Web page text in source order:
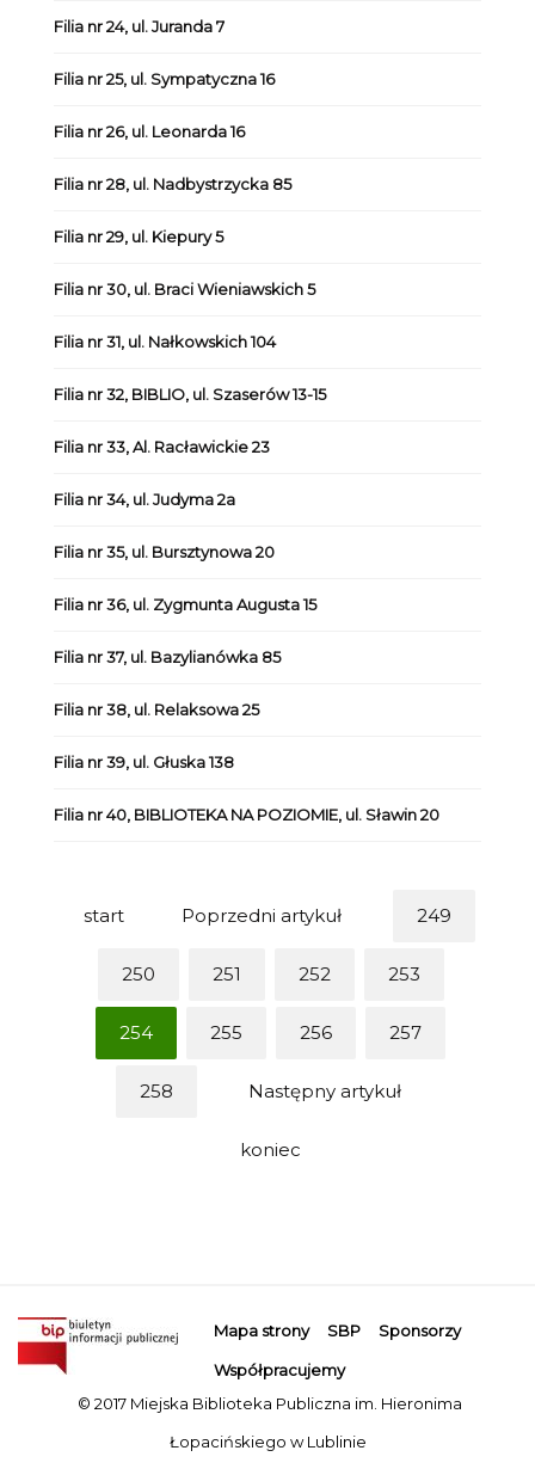
Filia nr 24, ul. Juranda 7
Filia nr 25, ul. Sympatyczna 16
Filia nr 26, ul. Leonarda 16
Filia nr 28, ul. Nadbystrzycka 85
Filia nr 29, ul. Kiepury 5
Filia nr 30, ul. Braci Wieniawskich 5
Filia nr 31, ul. Nałkowskich 104
Filia nr 32, BIBLIO, ul. Szaserów 13-15
Filia nr 33, Al. Racławickie 23
Filia nr 34, ul. Judyma 2a
Filia nr 35, ul. Bursztynowa 20
Filia nr 36, ul. Zygmunta Augusta 15
Filia nr 37, ul. Bazylianówka 85
Filia nr 38, ul. Relaksowa 25
Filia nr 39, ul. Głuska 138
Filia nr 40, BIBLIOTEKA NA POZIOMIE, ul. Sławin 20
start Poprzedni artykuł 249
250 251 252 253
254 255 256 257
258 Następny artykuł
koniec
Mapa strony SBP Sponsorzy
Współpracujemy
© 2017 Miejska Biblioteka Publiczna im. Hieronima
Łopacińskiego w Lublinie